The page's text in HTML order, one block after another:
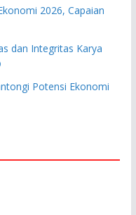
2026, Capaian
dan Integritas Karya
Potensi Ekonomi